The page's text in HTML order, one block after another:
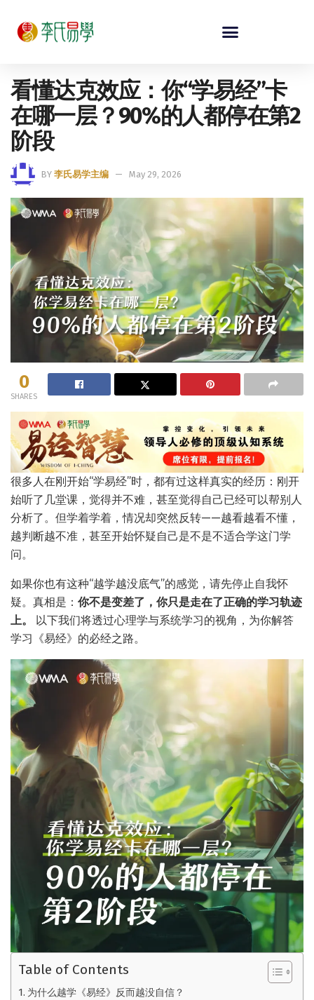
看懂达克效应：你“学易经”卡
在哪一层？90%的人都停在第2
阶段
BY 李氏易学主编 May 29, 2026
0
SHARES
很多人在刚开始“学易经”时，都有过这样真实的经历：刚开
始听了几堂课，觉得并不难，甚至觉得自己已经可以帮别人
分析了。但学着学着，情况却突然反转——越看越看不懂，
越判断越不准，甚至开始怀疑自己是不是不适合学这门学
问。
如果你也有这种“越学越没底气”的感觉，请先停止自我怀
疑。真相是： 你不是变差了，你只是走在了正确的学习轨迹
上。
以下我们将透过心理学与系统学习的视角，为你解答
学习《易经》的必经之路。
Table of Contents
为什么越学《易经》反而越没自信？